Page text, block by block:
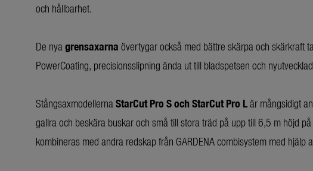
och hållbarhet.
De nyagrensaxarna övertygar också med bättre skärpa och skärkraft
PowerCoating, precisionsslipning ända ut till bladspetsen och
StångsaxmodellernaStarCut Pro S och StarCut Pro Lär mångsidigt
gallra och beskära buskar och små till stora träd på upp till 6,5 m höjd
kombineras med andra redskap från GARDENA combisystem med hjälp